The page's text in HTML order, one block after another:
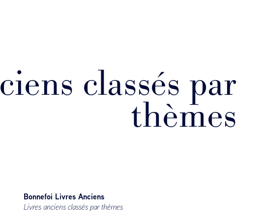
classés par
thèmes
Bonnefoi Livres Anciens
Livres anciens classés par thèmes